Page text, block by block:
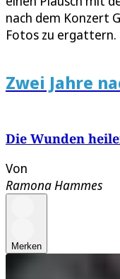
nach dem Konzert
Fotos zu ergattern.
Zwei Jahre
Die Wunden
Von
Ramona Hammes
Merken